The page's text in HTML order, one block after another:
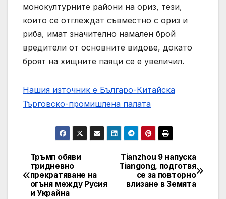
монокултурните райони на ориз, тези,
които се отглеждат съвместно с ориз и
риба, имат значително намален брой
вредители от основните видове, докато
броят на хищните паяци се е увеличил.
Нашия източник е Българо-Китайска
Търговско-промишлена палaта
Post
navigation
Tianzhou 9 напуска
Tiangong, подготвя
се за повторно
влизане в Земята
Тръмп обяви
тридневно
прекратяване на
огъня между Русия
и Украйна